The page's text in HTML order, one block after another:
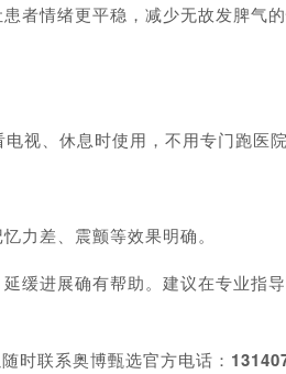
情绪更平稳，减少无故发脾气的
、休息时使用，不用专门跑医院
差、震颤等效果明确。
进展确有帮助。建议在专业指
时联系奥博甄选官方电话：